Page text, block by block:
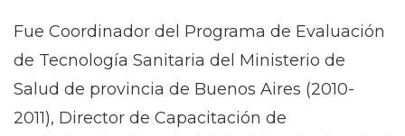
Fue Coordinador del Programa de Evaluación
de Tecnología Sanitaria del Ministerio de
Salud de provincia de Buenos Aires (2010-
2011), Director de Capacitación de